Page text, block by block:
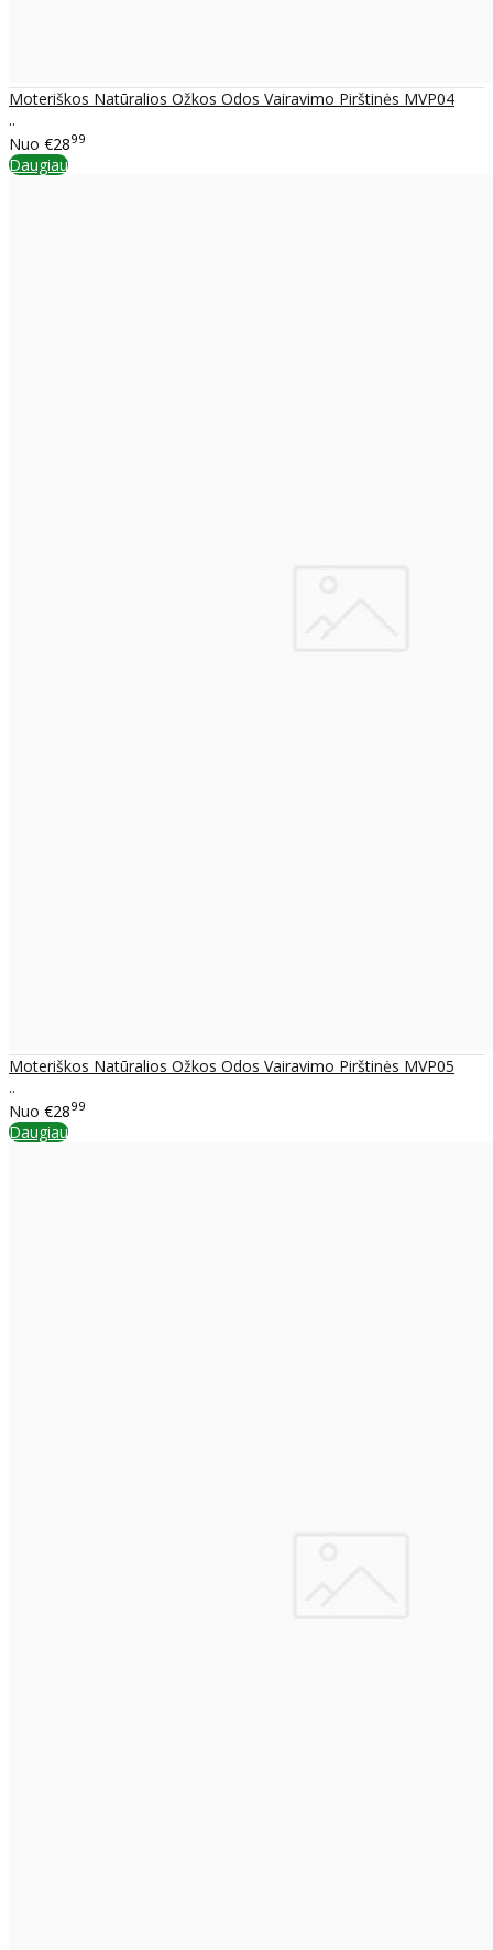
Moteriškos Natūralios Ožkos Odos Vairavimo Pirštinės MVP04
..
Nuo €2899
Daugiau
Moteriškos Natūralios Ožkos Odos Vairavimo Pirštinės MVP05
..
Nuo €2899
Daugiau